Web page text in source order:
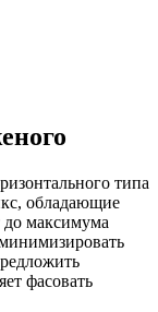
типа
обладающие
до максимума
фасовать